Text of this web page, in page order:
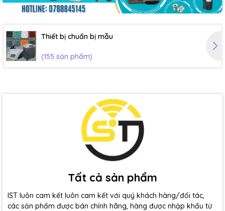
Thiết bị chuẩn bị mẫu
(155 sản phẩm)
Tất cả sản phẩm
IST luôn cam kết luôn cam kết với quý khách hàng/đối tác,
các sản phẩm được bán chính hãng, hàng được nhập khẩu từ